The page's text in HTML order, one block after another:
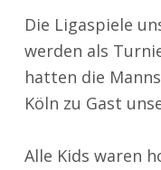
Die Ligaspiele
werden als
hatten die
Köln zu Gast
Alle Kids waren